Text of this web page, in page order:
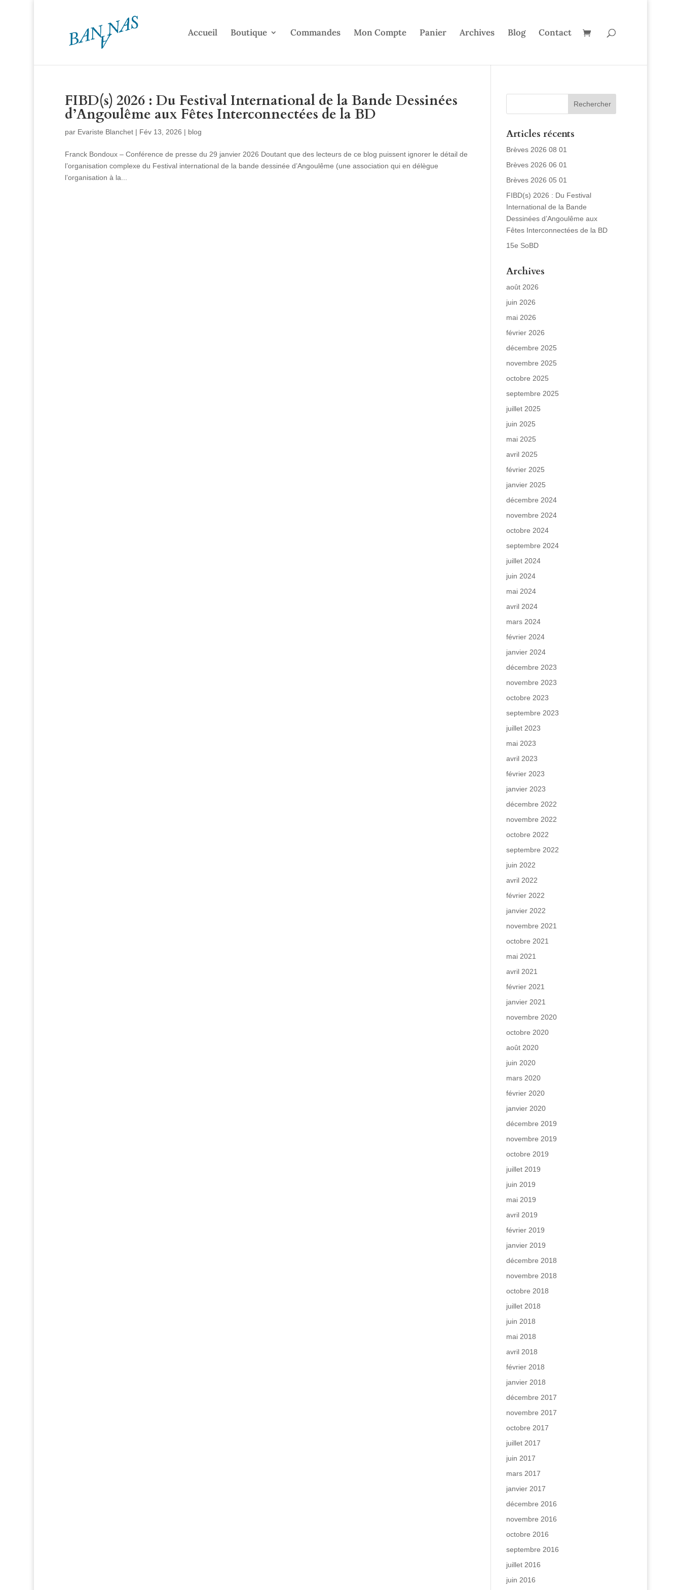
Accueil Boutique Commandes Mon Compte Panier Archives Blog Contact
FIBD(s) 2026 : Du Festival International de la Bande Dessinées
d’Angoulême aux Fêtes Interconnectées de la BD
par Evariste Blanchet| Fév 13, 2026 | blog
Franck Bondoux – Conférence de presse du 29 janvier 2026 Doutant que des lecteurs de ce blog puissent ignorer le détail de
l’organisation complexe du Festival international de la bande dessinée d’Angoulême (une association qui en délègue
l’organisation à la...
Articles récents
Brèves 2026 08 01
Brèves 2026 06 01
Brèves 2026 05 01
FIBD(s) 2026 : Du Festival
International de la Bande
Dessinées d’Angoulême aux
Fêtes Interconnectées de la BD
15e SoBD
Archives
août 2026
juin 2026
mai 2026
février 2026
décembre 2025
novembre 2025
octobre 2025
septembre 2025
juillet 2025
juin 2025
mai 2025
avril 2025
février 2025
janvier 2025
décembre 2024
novembre 2024
octobre 2024
septembre 2024
juillet 2024
juin 2024
mai 2024
avril 2024
mars 2024
février 2024
janvier 2024
décembre 2023
novembre 2023
octobre 2023
septembre 2023
juillet 2023
mai 2023
avril 2023
février 2023
janvier 2023
décembre 2022
novembre 2022
octobre 2022
septembre 2022
juin 2022
avril 2022
février 2022
janvier 2022
novembre 2021
octobre 2021
mai 2021
avril 2021
février 2021
janvier 2021
novembre 2020
octobre 2020
août 2020
juin 2020
mars 2020
février 2020
janvier 2020
décembre 2019
novembre 2019
octobre 2019
juillet 2019
juin 2019
mai 2019
avril 2019
février 2019
janvier 2019
décembre 2018
novembre 2018
octobre 2018
juillet 2018
juin 2018
mai 2018
avril 2018
février 2018
janvier 2018
décembre 2017
novembre 2017
octobre 2017
juillet 2017
juin 2017
mars 2017
janvier 2017
décembre 2016
novembre 2016
octobre 2016
septembre 2016
juillet 2016
juin 2016